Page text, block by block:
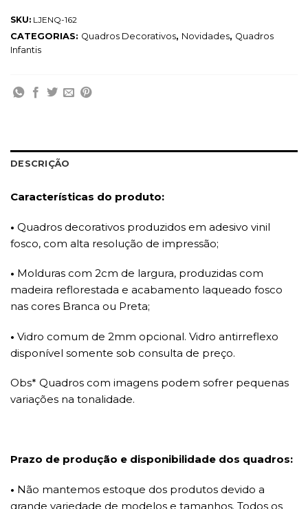
SKU: LJENQ-162
CATEGORIAS: Quadros Decorativos, Novidades, Quadros
Infantis
DESCRIÇÃO
Características do produto:
• Quadros decorativos produzidos em adesivo vinil
fosco, com alta resolução de impressão;
• Molduras com 2cm de largura, produzidas com
madeira reflorestada e acabamento laqueado fosco
nas cores Branca ou Preta;
• Vidro comum de 2mm opcional. Vidro antirreflexo
disponível somente sob consulta de preço.
Obs* Quadros com imagens podem sofrer pequenas
variações na tonalidade.
Prazo de produção e disponibilidade dos quadros:
• Não mantemos estoque dos produtos devido a
grande variedade de modelos e tamanhos. Todos os